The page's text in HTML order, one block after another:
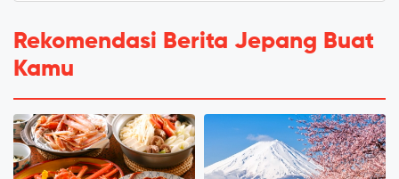
Rekomendasi Berita Jepang Buat
Kamu